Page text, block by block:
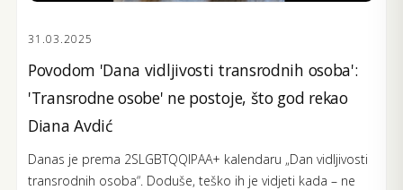
31.03.2025
Povodom 'Dana vidljivosti transrodnih osoba':
'Transrodne osobe' ne postoje, što god rekao
Diana Avdić
Danas je prema 2SLGBTQQIPAA+ kalendaru „Dan vidljivosti
transrodnih osoba“. Doduše, teško ih je vidjeti kada – ne